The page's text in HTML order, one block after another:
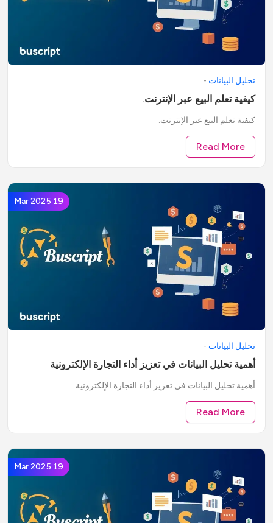
تحليل البيانات -
كيفية تعلم البيع عبر الإنترنت.
كيفية تعلم البيع عبر الإنترنت.
Read More
19 Mar 2025
تحليل البيانات -
أهمية تحليل البيانات في تعزيز أداء التجارة الإلكترونية
أهمية تحليل البيانات في تعزيز أداء التجارة الإلكترونية
Read More
19 Mar 2025